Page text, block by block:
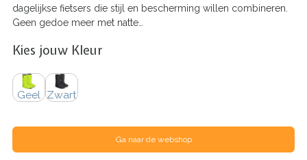
dagelijkse fietsers die stijl en bescherming willen combineren.
Geen gedoe meer met natte…
Kies jouw Kleur
Geel Zwart
Ga naar de webshop